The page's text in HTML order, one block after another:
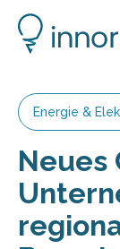
Energie &